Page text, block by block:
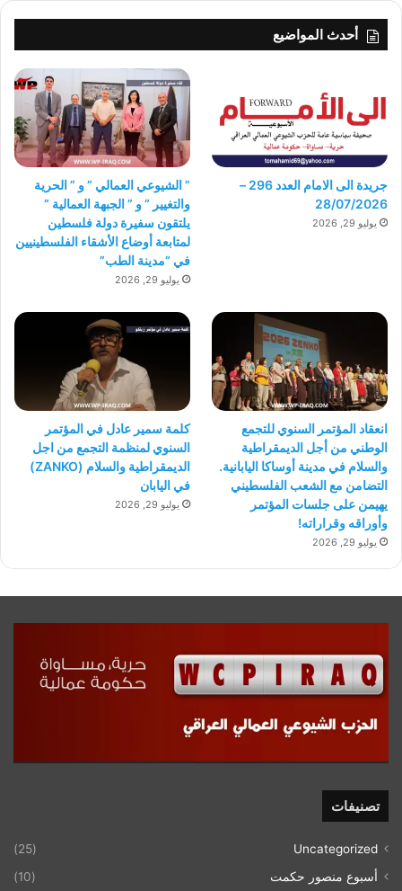
أحدث المواضيع
جريدة الى الامام العدد 296 –
28/07/2026
يوليو 29, 2026
” الشيوعي العمالي ” و ” الحرية
والتغيير ” و ” الجبهة العمالية ”
يلتقون سفيرة دولة فلسطين
لمتابعة أوضاع الأشقاء الفلسطينيين
في “مدينة الطب”
يوليو 29, 2026
انعقاد المؤتمر السنوي للتجمع
الوطني من أجل الديمقراطية
والسلام في مدينة أوساكا اليابانية.
التضامن مع الشعب الفلسطيني
يهيمن على جلسات المؤتمر
وأوراقه وقراراته!
يوليو 29, 2026
كلمة سمير عادل في المؤتمر
السنوي لمنظمة التجمع من اجل
الديمقراطية والسلام (ZANKO)
في اليابان
يوليو 29, 2026
تصنيفات
Uncategorized
(25)
أسبوع منصور حكمت
(10)